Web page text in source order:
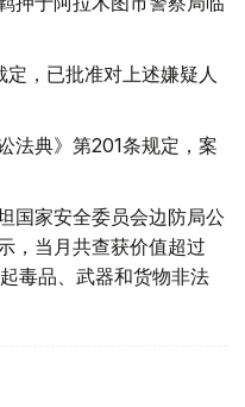
，已批准对上述嫌疑人
法典》第201条规定，案
国家安全委员会边防局公
，当月共查获价值超过
毒品、武器和货物非法